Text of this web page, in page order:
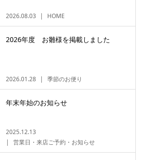
2026.08.03 HOME
2026年度 お雛様を掲載しました
2026.01.28 季節のお便り
年末年始のお知らせ
2025.12.13
営業日・来店ご予約・お知らせ